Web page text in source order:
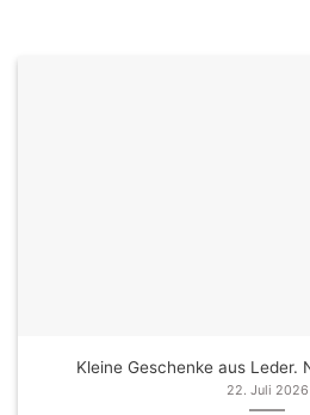
Kleine Geschenke aus Leder.
22. Juli 2026